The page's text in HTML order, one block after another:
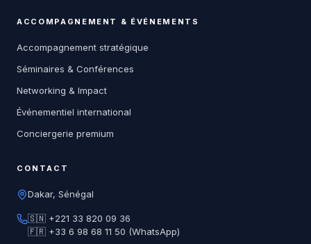
ACCOMPAGNEMENT & ÉVÉNEMENTS
Accompagnement stratégique
Séminaires & Conférences
Networking & Impact
Événementiel international
Conciergerie premium
CONTACT
Dakar, Sénégal
🇸🇳 +221 33 820 09 36
🇫🇷 +33 6 98 68 11 50 (WhatsApp)